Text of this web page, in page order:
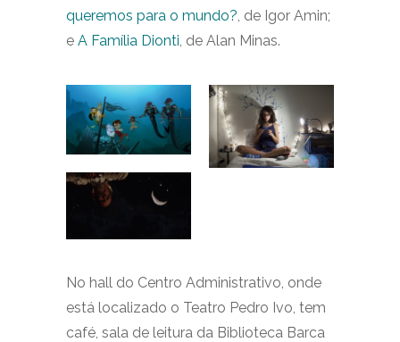
queremos para o mundo?, de Igor Amin;
e A Família Dionti, de Alan Minas.
No hall do Centro Administrativo, onde
está localizado o Teatro Pedro Ivo, tem
café, sala de leitura da Biblioteca Barca